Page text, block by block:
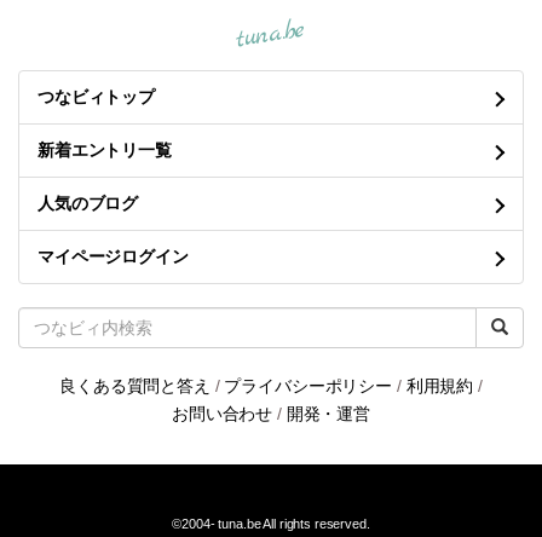
tuna.be
つなビィトップ
新着エントリ一覧
人気のブログ
マイページログイン
良くある質問と答え / プライバシーポリシー / 利用規約 /
お問い合わせ / 開発・運営
©2004-tuna.beAll rights reserved.